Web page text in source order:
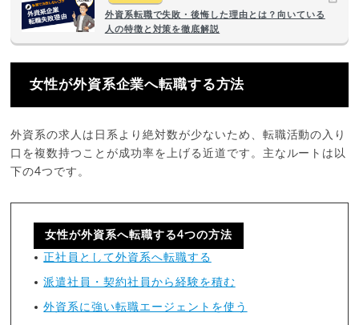
外資系転職で失敗・後悔した理由とは？向いている
人の特徴と対策を徹底解説
女性が外資系企業へ転職する方法
外資系の求人は日系より絶対数が少ないため、転職活動の入り
口を複数持つことが成功率を上げる近道です。主なルートは以
下の4つです。
女性が外資系へ転職する4つの方法
正社員として外資系へ転職する
派遣社員・契約社員から経験を積む
外資系に強い転職エージェントを使う